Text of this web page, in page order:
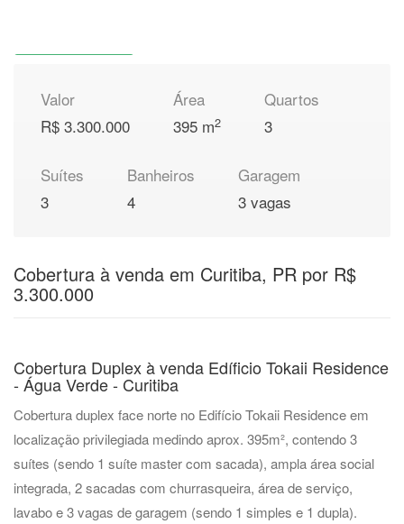
Valor
R$ 3.300.000
Área
395 m2
Quartos
3
Suítes
3
Banheiros
4
Garagem
3 vagas
Cobertura à venda em Curitiba, PR por R$
3.300.000
Cobertura Duplex à venda Edíficio Tokaii Residence
- Água Verde - Curitiba
Cobertura duplex face norte no Edifício Tokaii Residence em
localização privilegiada medindo aprox. 395m², contendo 3
suítes (sendo 1 suíte master com sacada), ampla área social
integrada, 2 sacadas com churrasqueira, área de serviço,
lavabo e 3 vagas de garagem (sendo 1 simples e 1 dupla).